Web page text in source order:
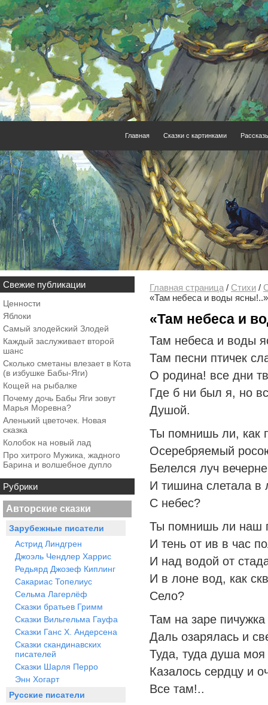
Главная Сказки с картинками
Свежие публикации
Ценности
Яблоки
Самый злодейский Злодей
Каждый заслуживает второй
шанс
Сколько сметаны влезает в Кота
(в избушке Бабы-Яги)
Кощей на рыбалке
Почему дочь Бабы Яги зовут
Марья Моревна?
Аленький цветочек. Новая
сказка
Колобок на новый лад
Про хитрого Мужика, жадного
Барина и волшебное дупло
Рубрики
Авторские сказки
Зарубежные писатели
Астрид Линдгрен
Джоэль Чендлер Харрис
Редьярд Джозеф Киплинг
Сакариас Топелиус
Сельма Лагерлёф
Сказки братьев Гримм
Сказки Вильгельма Гауфа
Сказки Ганс Х. Андерсена
Сказки скандинавских
писателей
Сказки Шарля Перро
Энн Хогарт
Русские писатели
Главная страница / Стихи /
«Там небеса и воды ясны!..»
«Там небеса и
Там небеса и воды
‎Там песни птичек
О родина! все дни
‎Где б ни был я, но
‎Душой.
‎Ты помнишь ли, как
‎Осеребряемый
Белелся луч
‎И тишина слетала в
С небес?
‎Ты помнишь ли наш
‎И тень от ив в час
И над водой от
‎И в лоне вод, как
‎Село?
‎Там на заре
‎Даль озарялась и
Туда, туда душа моя
‎Казалось сердцу и
Все там!..